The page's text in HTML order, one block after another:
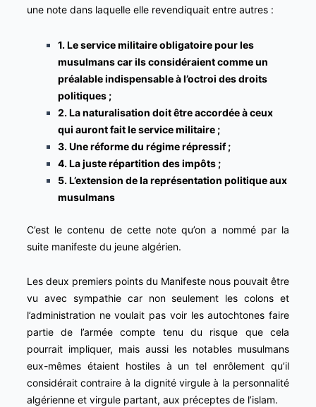
une note dans laquelle elle revendiquait entre autres :
1. Le service militaire obligatoire pour les
musulmans car ils considéraient comme un
préalable indispensable à l’octroi des droits
politiques ;
2. La naturalisation doit être accordée à ceux
qui auront fait le service militaire ;
3. Une réforme du régime répressif ;
4. La juste répartition des impôts ;
5. L’extension de la représentation politique aux
musulmans
C’est le contenu de cette note qu’on a nommé par la
suite manifeste du jeune algérien.
Les deux premiers points du Manifeste nous pouvait être
vu avec sympathie car non seulement les colons et
l’administration ne voulait pas voir les autochtones faire
partie de l’armée compte tenu du risque que cela
pourrait impliquer, mais aussi les notables musulmans
eux-mêmes étaient hostiles à un tel enrôlement qu’il
considérait contraire à la dignité virgule à la personnalité
algérienne et virgule partant, aux préceptes de l’islam.